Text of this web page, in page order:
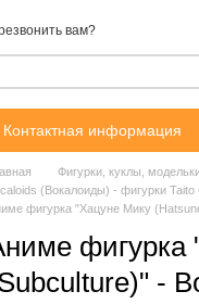
вам?
Контактная информация
Фигурки, куклы,
(Вокалоиды) - фигурки Taito
фигурка "Хацуне Мику
фигурка
-